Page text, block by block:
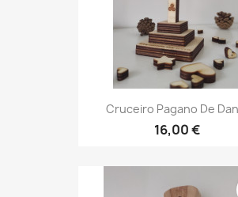
Cruceiro Pagano De
16,00 €